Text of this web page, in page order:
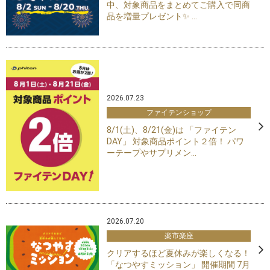
中、対象商品をまとめてご購入で同商
品を増量プレゼント✨ ...
2026.07.23
ファイテンショップ
8/1(土)、8/21(金)は 「ファイテン
DAY」 対象商品ポイント２倍！ パワ
ーテープやサプリメン...
2026.07.20
楽市楽座
クリアするほど夏休みが楽しくなる！
「なつやすミッション」 開催期間 7月